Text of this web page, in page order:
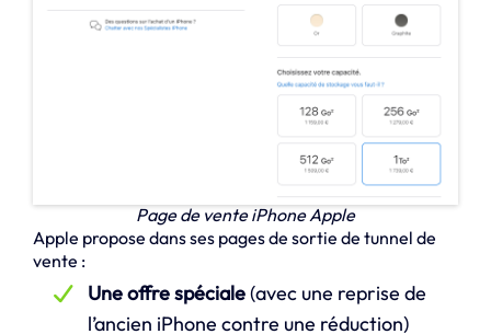
Page de vente iPhone Apple
Apple propose dans ses pages de sortie de tunnel de
vente :
Une offre spéciale(avec une reprise de
l’ancien iPhone contre une réduction)